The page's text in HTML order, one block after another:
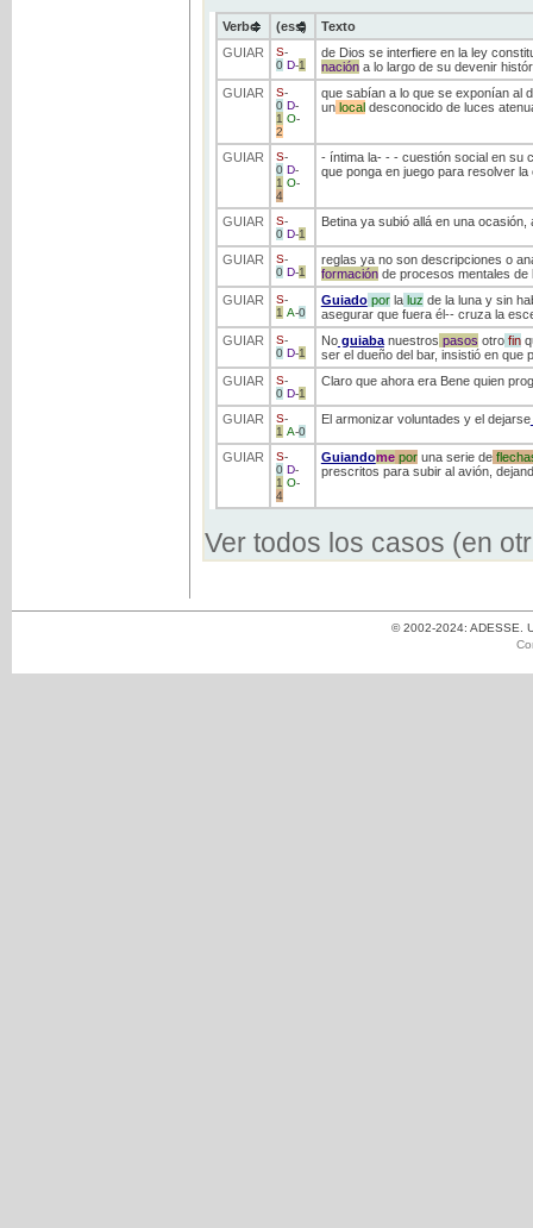
Verbo (ess)
Texto
GUIAR
S-
0 D-1
de Dios se interfiere en la ley
nacióna lo largo de su devenir
GUIAR
S-
0 D-
1 O-
2
que sabían a lo que se exponían al
unlocaldesconocido de luces
GUIAR S-
0 D-
1 O-
4
- íntima la- - - cuestión social en su
que ponga en juego para resolver
GUIAR S-
0 D-1
Betina ya subió allá en una ocasión,
GUIAR S-
0 D-1
reglas ya no son descripciones o
formaciónde procesos mentales de
GUIAR
S-
1 A-0
Guiadoporlaluz de la luna y sin
asegurar que fuera él-- cruza la
GUIAR
S-
0 D-1
Noguiabanuestros pasos otrofin
ser el dueño del bar, insistió en que
GUIAR
S-
0 D-1
Claro que ahora era Bene quien
GUIAR S-
1 A-0
El armonizar voluntades y el dejarse
GUIAR S-
0 D-
1 O-
4
Guiandomeporuna serie de
prescritos para subir al avión,
Ver todos los casos (en
© 2002-2024: ADESSE.